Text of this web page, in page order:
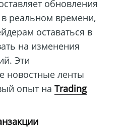
обновления
реальном времени,
оставаться в
на изменения
Эти
новостные ленты
опыт на Trading